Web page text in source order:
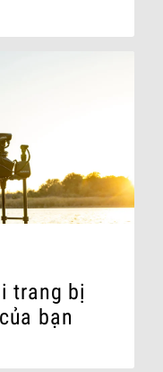
trang bị
bạn